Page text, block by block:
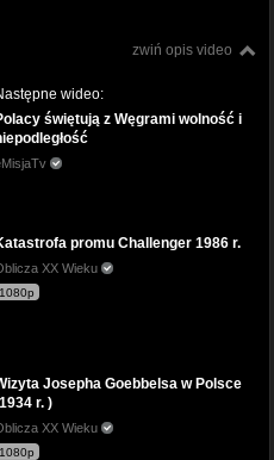
zwiń opis video
wideo:
świętują z Węgrami wolność i
promu Challenger 1986 r.
XX Wieku
1080p
Josepha Goebbelsa w Polsce
r. )
XX Wieku
1080p